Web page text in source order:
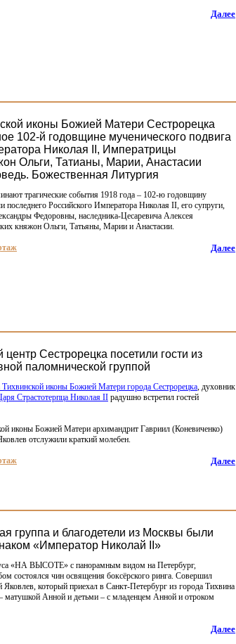
Далее
иконы Божией Матери Сестрорецка
102-й годовщине мученического подвига
Николая II, Императрицы
Ольги, Татианы, Марии, Анастасии
Божественная Литургия
трагические события 1918 года – 102-ю годовщину
последнего Российского Императора Николая II, его супруги,
Федоровны, наследника-Цесаревича Алексея
княжон Ольги, Татьяны, Марии и Анастасии.
Далее
Сестрорецка посетили гости из
паломнической группой
Тихвинской иконы Божией Матери города Сестрорецка, духовник
Страстотерпца Николая II радушно встретил гостей
иконы Божией Матери архимандрит Гавриил (Коневиченко)
отслужили краткий молебен.
Далее
группа и благодетели из Москвы были
«Император Николай II»
«НА ВЫСОТЕ» с панорамным видом на Петербург,
состоялся чин освящения боксёрского ринга. Совершил
Яковлев, который приехал в Санкт-Петербург из города Тихвина
матушкой Анной и детьми – с младенцем Анной и отроком
Далее